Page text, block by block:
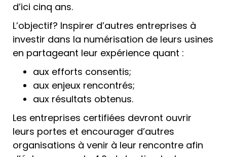
d’ici cinq ans.
L’objectif? Inspirer d’autres entreprises à
investir dans la numérisation de leurs usines
en partageant leur expérience quant :
aux efforts consentis;
aux enjeux rencontrés;
aux résultats obtenus.
Les entreprises certifiées devront ouvrir
leurs portes et encourager d’autres
organisations à venir à leur rencontre afin